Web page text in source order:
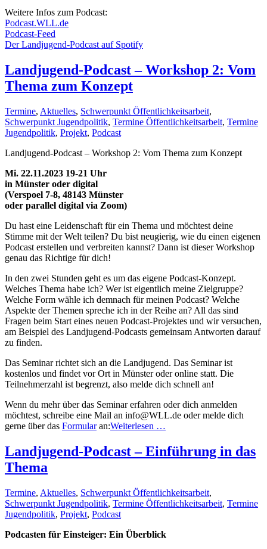
Weitere Infos zum Podcast:
Podcast.WLL.de
Podcast-Feed
Der Landjugend-Podcast auf Spotify
Landjugend-Podcast – Workshop 2: Vom
Thema zum Konzept
Termine, Aktuelles, Schwerpunkt Öffentlichkeitsarbeit,
Schwerpunkt Jugendpolitik, Termine Öffentlichkeitsarbeit, Termine
Jugendpolitik, Projekt, Podcast
Landjugend-Podcast – Workshop 2: Vom Thema zum Konzept
Mi. 22.11.2023 19-21 Uhr
in Münster oder digital
(Verspoel 7-8, 48143 Münster
oder parallel digital via Zoom)
Du hast eine Leidenschaft für ein Thema und möchtest deine
Stimme mit der Welt teilen? Du bist neugierig, wie du einen eigenen
Podcast erstellen und verbreiten kannst? Dann ist dieser Workshop
genau das Richtige für dich!
In den zwei Stunden geht es um das eigene Podcast-Konzept.
Welches Thema habe ich? Wer ist eigentlich meine Zielgruppe?
Welche Form wähle ich demnach für meinen Podcast? Welche
Aspekte der Themen spreche ich in der Reihe an? All das sind
Fragen beim Start eines neuen Podcast-Projektes und wir versuchen,
am Beispiel des Landjugend-Podcasts gemeinsam Antworten darauf
zu finden.
Das Seminar richtet sich an die Landjugend. Das Seminar ist
kostenlos und findet vor Ort in Münster oder online statt. Die
Teilnehmerzahl ist begrenzt, also melde dich schnell an!
Wenn du mehr über das Seminar erfahren oder dich anmelden
möchtest, schreibe eine Mail an info@WLL.de oder melde dich
gerne über das Formularan:Weiterlesen …
Landjugend-Podcast – Einführung in das
Thema
Termine, Aktuelles, Schwerpunkt Öffentlichkeitsarbeit,
Schwerpunkt Jugendpolitik, Termine Öffentlichkeitsarbeit, Termine
Jugendpolitik, Projekt, Podcast
Podcasten für Einsteiger: Ein Überblick